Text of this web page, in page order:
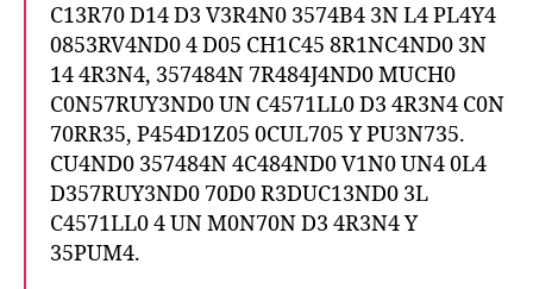
C13R70 D14 D3 V3R4N0 3574B4 3N L4 PL4Y4
0853RV4ND0 4 D05 CH1C45 8R1NC4ND0 3N
14 4R3N4, 357484N 7R484J4ND0 MUCH0
C0N57RUY3ND0 UN C4571LL0 D3 4R3N4 C0N
70RR35, P454D1Z05 0CUL705 Y PU3N735.
CU4ND0 357484N 4C484ND0 V1N0 UN4 0L4
D357RUY3ND0 70D0 R3DUC13ND0 3L
C4571LL0 4 UN M0N70N D3 4R3N4 Y
35PUM4.